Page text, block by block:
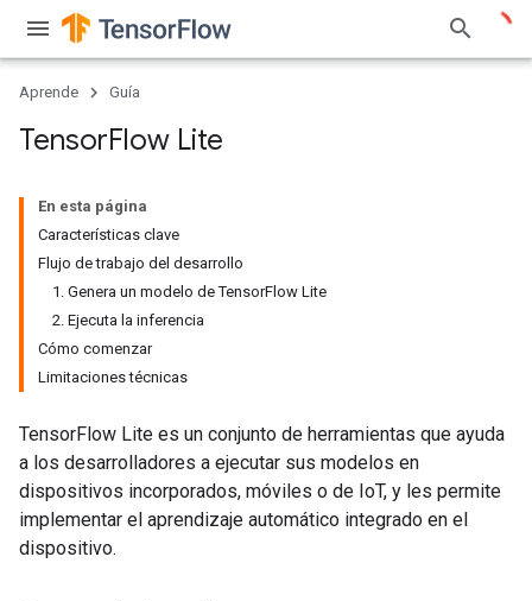
Aprende Guía
TensorFlow Lite
En esta página
Características clave
Flujo de trabajo del desarrollo
1. Genera un modelo de TensorFlow Lite
2. Ejecuta la inferencia
Cómo comenzar
Limitaciones técnicas
TensorFlow Lite es un conjunto de herramientas que ayuda
a los desarrolladores a ejecutar sus modelos en
dispositivos incorporados, móviles o de IoT, y les permite
implementar el aprendizaje automático integrado en el
dispositivo.